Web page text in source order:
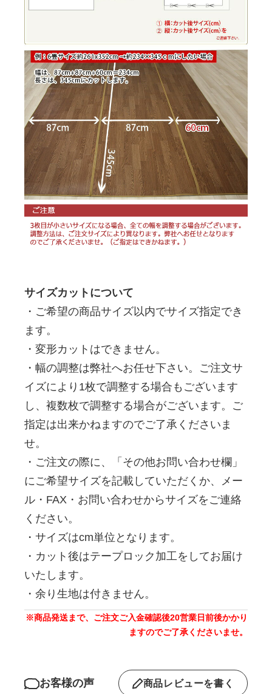
サイズカットについて
・ご希望の商品サイズ以内でサイズ指定でき
ます。
・変形カットはできません。
・幅の調整は弊社へお任せ下さい。ご注文サ
イズにより1枚で調整する場合もございます
し、複数枚で調整する場合がございます。ご
指定は出来かねますのでご了承くださいま
せ。
・ご注文の際に、「その他お問い合わせ欄」
にご希望サイズを記載していただくか、メー
ル・FAX・お問い合わせからサイズをご連絡
ください。
・サイズはcm単位となります。
・カット後はテープロック加工をしてお届け
いたします。
・余り生地は付きません。
※商品発送まで、ご注文ご入金確認後20営業日前後かかり
ますのでご了承くださいませ。
お客様の声 商品レビューを書く